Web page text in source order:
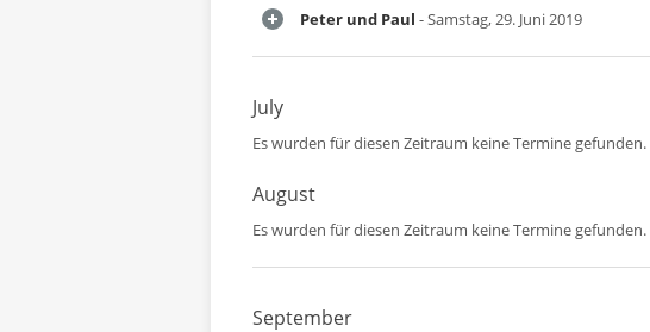
Peter und Paul - Samstag, 29. Juni 2019
July
Es wurden für diesen Zeitraum keine Termine gefunden.
August
Es wurden für diesen Zeitraum keine Termine gefunden.
September